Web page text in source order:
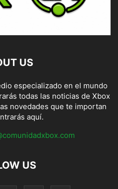
US
especializado en el mundo
todas las noticias de Xbox
novedades que te importan
aquí.
US